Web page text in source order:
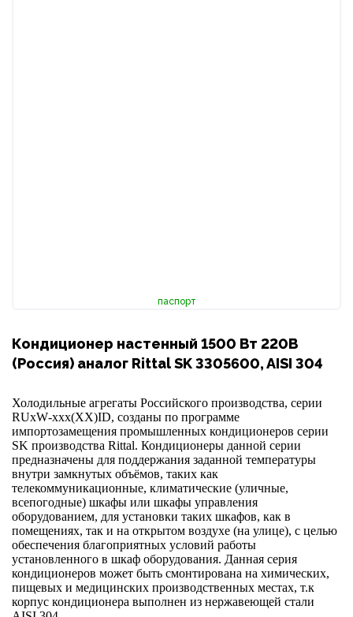
паспорт
Кондиционер настенный 1500 Вт 220В
(Россия) аналог Rittal SK 3305600, AISI 304
Холодильные агрегаты Российского производства, серии
RUxW-xxx(XX)ID, созданы по программе
импортозамещения промышленных кондиционеров серии
SK производства Rittal. Кондиционеры данной серии
предназначены для поддержания заданной температуры
внутри замкнутых объёмов, таких как
телекоммуникационные, климатические (уличные,
всепогодные) шкафы или шкафы управления
оборудованием, для установки таких шкафов, как в
помещениях, так и на открытом воздухе (на улице), с целью
обеспечения благоприятных условий работы
установленного в шкаф оборудования. Данная серия
кондиционеров может быть смонтирована на химических,
пищевых и медицинских производственных местах, т.к
корпус кондиционера выполнен из нержавеющей стали